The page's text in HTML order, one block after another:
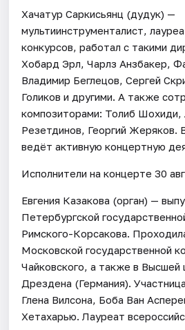
Хачатур Саркисьянц (дудук) —
мультиинструменталист,
конкурсов, работал с такими
Хобард Эрл, Чарлз Анзбакер,
Владимир Беглецов, Сергей
Голиков и другими. А также
композиторами: Толиб Шохиди,
Резетдинов, Георгий Жеряков.
ведёт активную концертную
Исполнители на концерте 30
Евгения Казакова (орган) —
Петербургской
Римского-Корсакова.
Московской государственной
Чайковского, а также в Высшей
Дрездена (Германия).
Глена Вилсона, Боба Ван
Хетахарью. Лауреат